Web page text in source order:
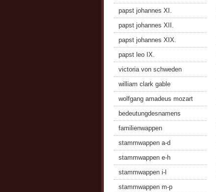
papst johannes XI.
papst johannes XII.
papst johannes XIX.
papst leo IX.
victoria von schweden
william clark gable
wolfgang amadeus mozart
bedeutungdesnamens
familienwappen
stammwappen a-d
stammwappen e-h
stammwappen i-l
stammwappen m-p